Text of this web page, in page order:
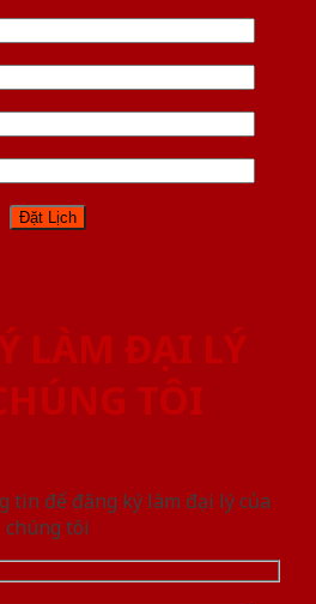
LÀM ĐẠI LÝ
TÔI
tin để đăng ký làm đại lý của
chúng tôi